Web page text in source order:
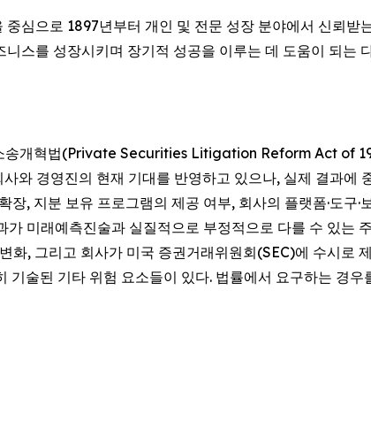
심으로 1897년부터 개인 및 전문 성장 분야에서 신뢰
스를 성장시키며 장기적 성공을 이루는 데 도움이 되는
송개혁법(Private Securities Litigation Reform Act of
와 경영진의 현재 기대를 반영하고 있으나, 실제 결과에
, 지분 보유 프로그램의 제공 여부, 회사의 플랫폼·도구
미래예측진술과 실질적으로 부정적으로 다를 수 있는
화, 그리고 회사가 미국 증권거래위원회(SEC)에 수시
기술된 기타 위험 요소들이 있다. 법률에서 요구하는 경